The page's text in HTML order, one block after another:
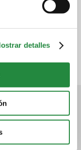
detalles
con nosotros. Tel. 976